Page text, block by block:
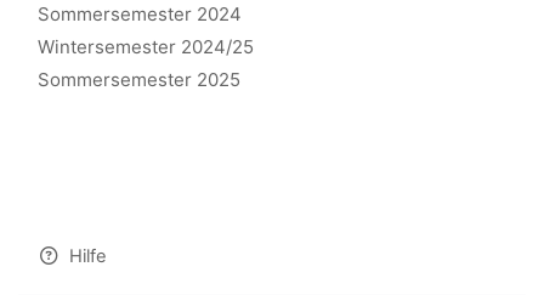
Sommersemester 2024
Wintersemester 2024/25
Sommersemester 2025
Hilfe